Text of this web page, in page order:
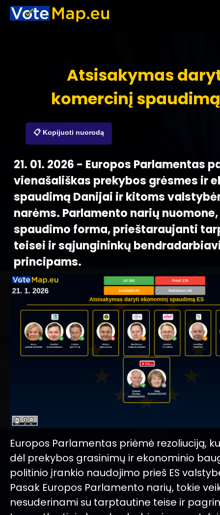
Atsisakymas
komercinį spaudimą
📋 Kopijuoti nuorodą
21. 01. 2026 - Europos Parlamentas
vienašališkas prekybos grėsmes ir
spaudimą Danijai ir kitoms
narėms. Parlamento narių
spaudimo forma, prieštaraujanti
teisei ir sąjungininkų
principams.
Europos Parlamentas priėmė rezoliuciją,
dėl prekybos grasinimų ir ekonominio
politinio įrankio naudojimo prieš ES
Pasak Europos Parlamento narių, tokie
nesuderinami su tarptautine teise ir